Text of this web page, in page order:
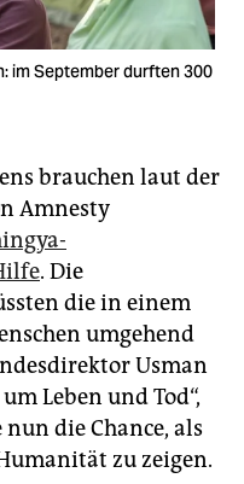
im September durften 300
brauchen laut der
Amnesty
. Die
die in einem
umgehend
Usman
Leben und Tod“,
die Chance, als
zu zeigen.